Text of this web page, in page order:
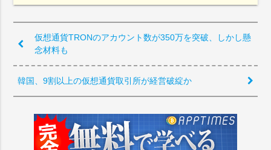
仮想通貨TRONのアカウント数が350万を突破、しかし懸
念材料も
韓国、9割以上の仮想通貨取引所が経営破綻か